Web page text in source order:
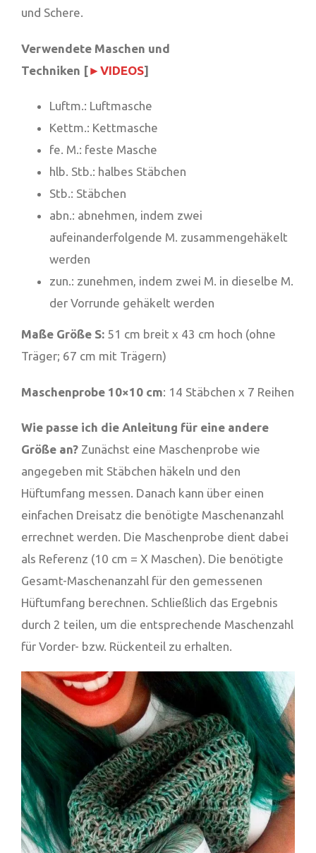
und Schere.
Verwendete Maschen und
Techniken [►VIDEOS]
Luftm.: Luftmasche
Kettm.: Kettmasche
fe. M.: feste Masche
hlb. Stb.: halbes Stäbchen
Stb.: Stäbchen
abn.: abnehmen, indem zwei
aufeinanderfolgende M. zusammengehäkelt
werden
zun.: zunehmen, indem zwei M. in dieselbe M.
der Vorrunde gehäkelt werden
Maße Größe S: 51 cm breit x 43 cm hoch (ohne
Träger; 67 cm mit Trägern)
Maschenprobe 10×10 cm: 14 Stäbchen x 7 Reihen
Wie passe ich die Anleitung für eine andere
Größe an? Zunächst eine Maschenprobe wie
angegeben mit Stäbchen häkeln und den
Hüftumfang messen. Danach kann über einen
einfachen Dreisatz die benötigte Maschenanzahl
errechnet werden. Die Maschenprobe dient dabei
als Referenz (10 cm = X Maschen). Die benötigte
Gesamt-Maschenanzahl für den gemessenen
Hüftumfang berechnen. Schließlich das Ergebnis
durch 2 teilen, um die entsprechende Maschenzahl
für Vorder- bzw. Rückenteil zu erhalten.